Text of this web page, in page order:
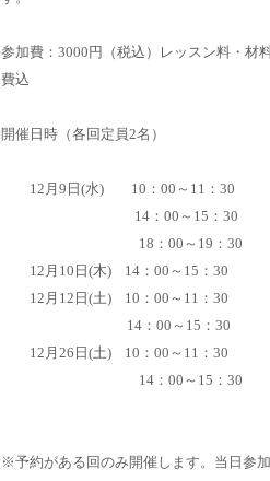
参加費：3000円（税込）レッスン料・材
費込
開催日時（各回定員2名）
12月9日(水) 10：00～11：30
14：00～15：30
18：00～19：30
12月10日(木) 14：00～15：30
12月12日(土) 10：00～11：30
14：00～15：30
12 月26日(土) 10：00～11：30
14：00～15：30
※予約がある回のみ開催します。当日参